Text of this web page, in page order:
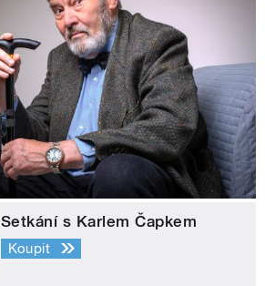
Setkání s Karlem Čapkem
Koupit